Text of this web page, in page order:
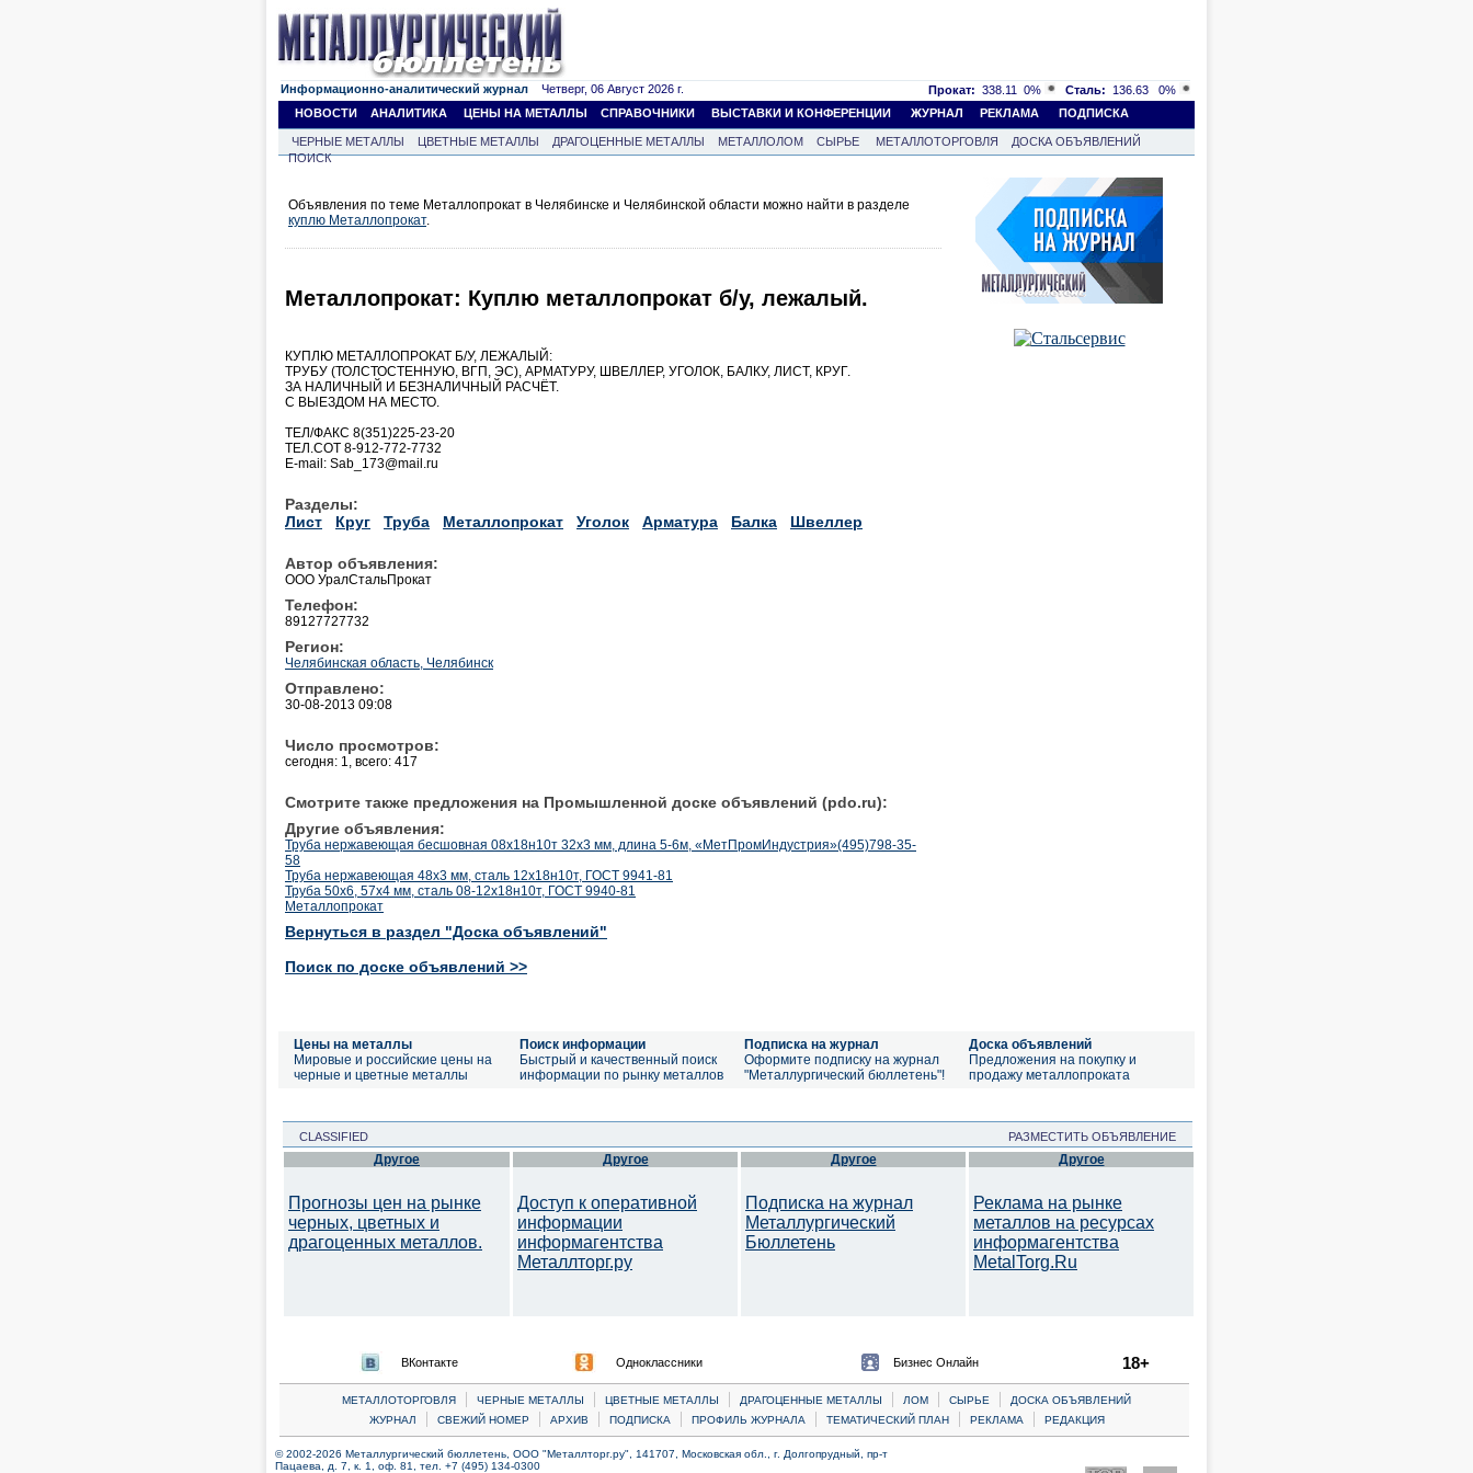
Информационно-аналитический журнал Четверг, 06 Август 2026 г. Прокат: 338.11 0% Сталь: 136.63
0%
НОВОСТИ
АНАЛИТИКА ЦЕНЫ НА МЕТАЛЛЫ СПРАВОЧНИКИ ВЫСТАВКИ И КОНФЕРЕНЦИИ ЖУРНАЛ РЕКЛАМА ПОДПИСКА
ЧЕРНЫЕ МЕТАЛЛЫ ЦВЕТНЫЕ МЕТАЛЛЫ ДРАГОЦЕННЫЕ МЕТАЛЛЫ МЕТАЛЛОЛОМ СЫРЬЕ МЕТАЛЛОТОРГОВЛЯ
ДОСКА ОБЪЯВЛЕНИЙ
ПОИСК
Объявления по теме Металлопрокат в Челябинске и Челябинской области можно найти в разделе
куплю Металлопрокат.
Металлопрокат: Куплю металлопрокат б/у, лежалый.
КУПЛЮ МЕТАЛЛОПРОКАТ Б/У, ЛЕЖАЛЫЙ:
ТРУБУ (ТОЛСТОСТЕННУЮ, ВГП, ЭС), АРМАТУРУ, ШВЕЛЛЕР, УГОЛОК, БАЛКУ, ЛИСТ, КРУГ.
ЗА НАЛИЧНЫЙ И БЕЗНАЛИЧНЫЙ РАСЧЁТ.
С ВЫЕЗДОМ НА МЕСТО.
ТЕЛ/ФАКС 8(351)225-23-20
ТЕЛ.СОТ 8-912-772-7732
E-mail: Sab_173@mail.ru
Разделы:
Лист
Круг Труба Металлопрокат Уголок Арматура Балка Швеллер
Автор объявления:
ООО УралСтальПрокат
Телефон:
89127727732
Регион:
Челябинская область, Челябинск
Отправлено:
30-08-2013 09:08
Число просмотров:
сегодня: 1, всего: 417
Смотрите также предложения на Промышленной доске объявлений (pdo.ru):
Другие объявления:
Труба нержавеющая бесшовная 08х18н10т 32х3 мм, длина 5-6м, «МетПромИндустрия»(495)798-35-
58
Труба нержавеющая 48х3 мм, сталь 12х18н10т, ГОСТ 9941-81
Труба 50х6, 57х4 мм, сталь 08-12х18н10т, ГОСТ 9940-81
Металлопрокат
Вернуться в раздел "Доска объявлений"
Поиск по доске объявлений >>
Цены на металлы
Мировые и российские цены на
черные и цветные металлы
Поиск информации
Быстрый и качественный поиск
информации по рынку металлов
Подписка на журнал
Оформите подписку на журнал
"Металлургический бюллетень"!
Доска объявлений
Предложения на покупку и
продажу металлопроката
CLASSIFIED РАЗМЕСТИТЬ ОБЪЯВЛЕНИЕ
Другое
Прогнозы цен на рынке
черных, цветных и
драгоценных металлов.
Другое
Доступ к оперативной
информации
информагентства
Металлторг.ру
Другое
Подписка на журнал
Металлургический
Бюллетень
Другое
Реклама на рынке
металлов на ресурсах
информагентства
MetalTorg.Ru
ВКонтакте Одноклассники Бизнес Онлайн 18+
МЕТАЛЛОТОРГОВЛЯ | ЧЕРНЫЕ МЕТАЛЛЫ | ЦВЕТНЫЕ МЕТАЛЛЫ | ДРАГОЦЕННЫЕ МЕТАЛЛЫ | ЛОМ | CЫРЬЕ |
ДОСКА ОБЪЯВЛЕНИЙ
ЖУРНАЛ
| СВЕЖИЙ НОМЕР | АРХИВ | ПОДПИСКА | ПРОФИЛЬ ЖУРНАЛА | ТЕМАТИЧЕСКИЙ ПЛАН | РЕКЛАМА | РЕДАКЦИЯ
© 2002-2026 Металлургический бюллетень, ООО "Металлторг.ру", 141707, Московская обл., г. Долгопрудный, пр-т
Пацаева, д. 7, к. 1, оф. 81, тел. +7 (495) 134-0300